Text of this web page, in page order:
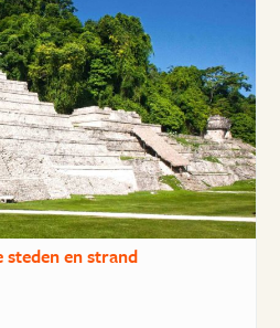
steden en strand